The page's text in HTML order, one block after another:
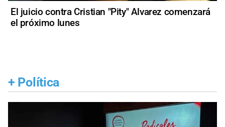
El juicio contra Cristian "Pity" Alvarez comenzará
el próximo lunes
+ Política